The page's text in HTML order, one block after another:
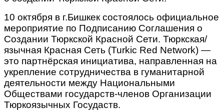
10 октября в г.Бишкек состоялось официальное
мероприятие по Подписанию Соглашения о
Создании Тюркской Красной Сети. Тюркская/
язычная Красная Сеть (Turkic Red Network) —
это партнёрская инициатива, направленная на
укрепление сотрудничества в гуманитарной
деятельности между Национальными
Обществами государств-членов Организации
Тюркоязычных Госудаств.